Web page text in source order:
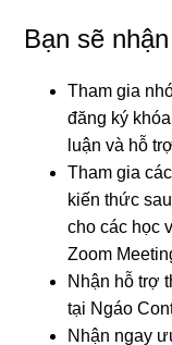
Bạn sẽ
Tham gia
đăng ký
luận và hỗ
Tham gia
kiến thức
cho các học
Zoom
Nhận hỗ trợ
tại Ngáo
Nhận ngay